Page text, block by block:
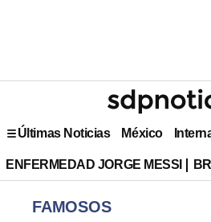
Últimas Noticias México
ENFERMEDAD JORGE MESSI
FAMOSOS